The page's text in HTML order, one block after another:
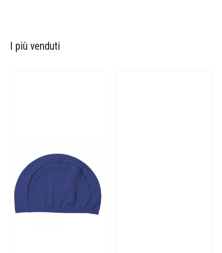
I più venduti